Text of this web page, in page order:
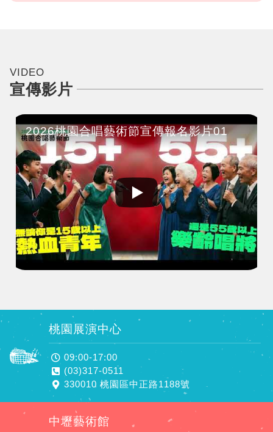
VIDEO
宣傳影片
2026桃園合唱藝術節宣傳報名影片01
桃園展演中心
09:00-17:00
(03)317-0511
330010 桃園區中正路1188號
中壢藝術館